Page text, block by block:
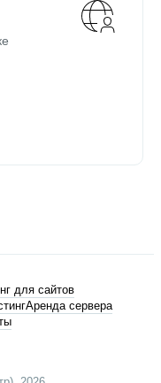
для сайтов
Аренда сервера